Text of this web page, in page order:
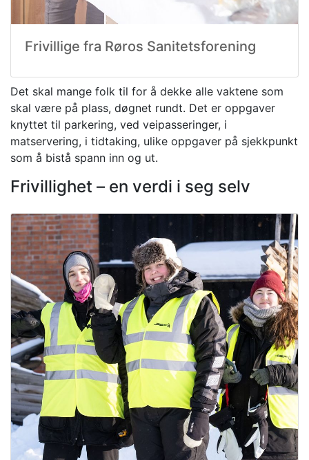
Frivillige fra Røros Sanitetsforening
Det skal mange folk til for å dekke alle vaktene som
skal være på plass, døgnet rundt. Det er oppgaver
knyttet til parkering, ved veipasseringer, i
matservering, i tidtaking, ulike oppgaver på sjekkpunkt
som å bistå spann inn og ut.
Frivillighet – en verdi i seg selv